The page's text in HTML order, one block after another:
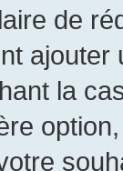
de
la